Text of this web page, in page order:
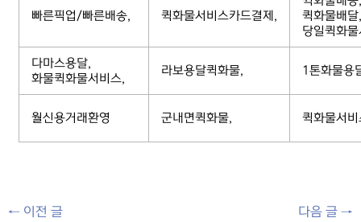
빠른픽업/빠른배송, 퀵화물서비스카드결제,
퀵화물배달
당일퀵화
다마스용달,
화물퀵화물서비스,
라보용달퀵화물, 1톤화물용
월신용거래환영 군내면퀵화물, 퀵화물서
← 이전 글 다음 글 →